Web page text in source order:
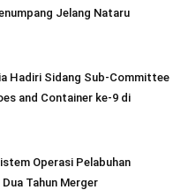
Jelang Nataru
Hadiri Sidang Sub-Committee
and Container ke-9 di
Operasi Pelabuhan
Tahun Merger